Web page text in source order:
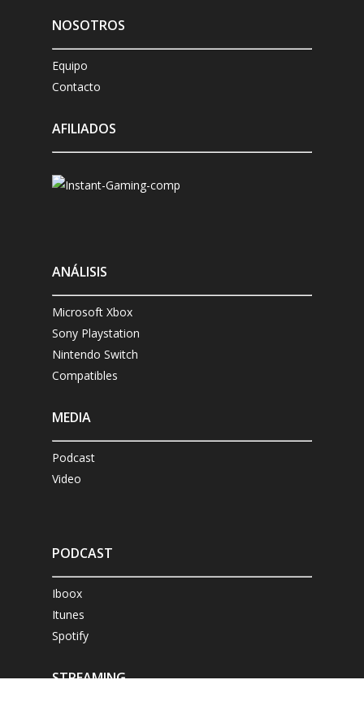
NOSOTROS
Equipo
Contacto
AFILIADOS
ANÁLISIS
Microsoft Xbox
Sony Playstation
Nintendo Switch
Compatibles
MEDIA
Podcast
Video
PODCAST
Iboox
Itunes
Spotify
STREAMING